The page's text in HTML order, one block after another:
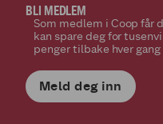
BLI MEDLEM
Som medlem i Coop får
kan spare deg for
penger tilbake hver
Meld deg inn